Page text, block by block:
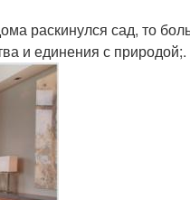
раскинулся сад, то
и единения с природой;.